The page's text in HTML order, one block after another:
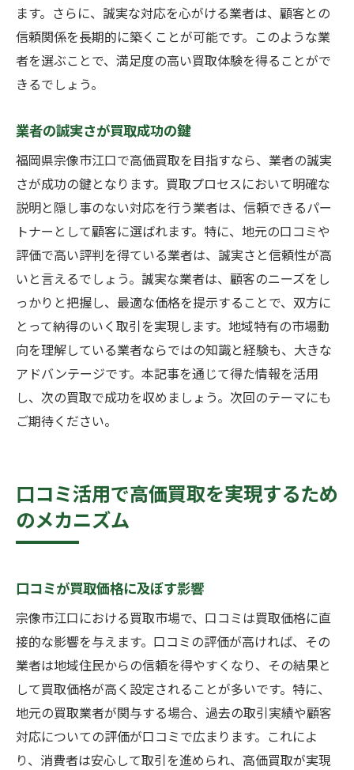
ます。さらに、誠実な対応を心がける業者は、顧客との
信頼関係を長期的に築くことが可能です。このような業
者を選ぶことで、満足度の高い買取体験を得ることがで
きるでしょう。
業者の誠実さが買取成功の鍵
福岡県宗像市江口で高価買取を目指すなら、業者の誠実
さが成功の鍵となります。買取プロセスにおいて明確な
説明と隠し事のない対応を行う業者は、信頼できるパー
トナーとして顧客に選ばれます。特に、地元の口コミや
評価で高い評判を得ている業者は、誠実さと信頼性が高
いと言えるでしょう。誠実な業者は、顧客のニーズをし
っかりと把握し、最適な価格を提示することで、双方に
とって納得のいく取引を実現します。地域特有の市場動
向を理解している業者ならではの知識と経験も、大きな
アドバンテージです。本記事を通じて得た情報を活用
し、次の買取で成功を収めましょう。次回のテーマにも
ご期待ください。
口コミ活用で高価買取を実現するため
のメカニズム
口コミが買取価格に及ぼす影響
宗像市江口における買取市場で、口コミは買取価格に直
接的な影響を与えます。口コミの評価が高ければ、その
業者は地域住民からの信頼を得やすくなり、その結果と
して買取価格が高く設定されることが多いです。特に、
地元の買取業者が関与する場合、過去の取引実績や顧客
対応についての評価が口コミで広まります。これによ
り、消費者は安心して取引を進められ、高価買取が実現